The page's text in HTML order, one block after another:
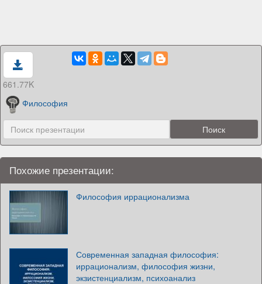
661.77K
Философия
Похожие презентации:
Философия иррационализма
Современная западная философия:
иррационализм, философия жизни,
экзистенциализм, психоанализ